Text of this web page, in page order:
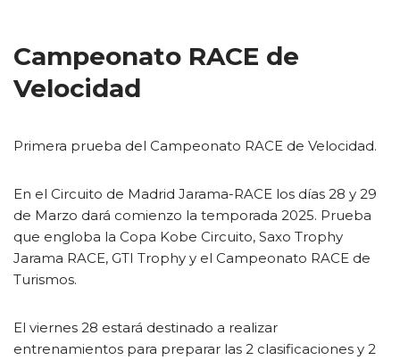
Campeonato RACE de
Velocidad
Primera prueba del Campeonato RACE de Velocidad.
En el Circuito de Madrid Jarama-RACE los días 28 y 29
de Marzo dará comienzo la temporada 2025. Prueba
que engloba la Copa Kobe Circuito, Saxo Trophy
Jarama RACE, GTI Trophy y el Campeonato RACE de
Turismos.
El viernes 28 estará destinado a realizar
entrenamientos para preparar las 2 clasificaciones y 2